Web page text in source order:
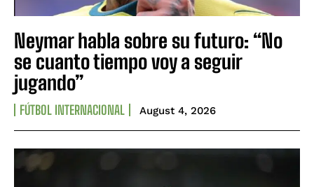
Neymar habla sobre su futuro: “No
se cuanto tiempo voy a seguir
jugando”
FÚTBOL INTERNACIONAL August 4, 2026